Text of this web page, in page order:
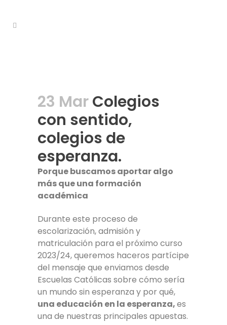
23 MarColegios
con sentido,
colegios de
esperanza.
Porque buscamos aportar algo
más que una formación
académica
Durante este proceso de
escolarización, admisión y
matriculación para el próximo curso
2023/24, queremos haceros partícipe
del mensaje que enviamos desde
Escuelas Católicas sobre cómo sería
un mundo sin esperanza y por qué,
una educación en la esperanza,es
una de nuestras principales apuestas.